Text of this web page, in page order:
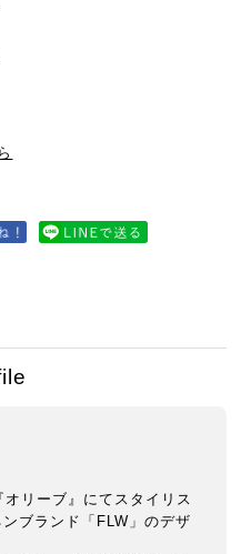
リーブ』にてスタイリス
ブランド「FLW」のデザ